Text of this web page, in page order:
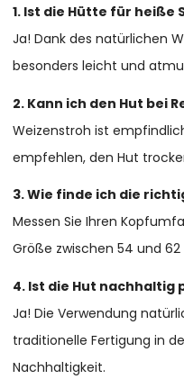
1. Ist die Hütte für
Ja! Dank des natürlichen
besonders leicht und
2. Kann ich den Hut bei
Weizenstroh ist
empfehlen, den Hut
3. Wie finde ich die
Messen Sie Ihren
Größe zwischen 54 und
4. Ist die Hut nachhaltig
Ja! Die Verwendung
traditionelle Fertigung in
Nachhaltigkeit.